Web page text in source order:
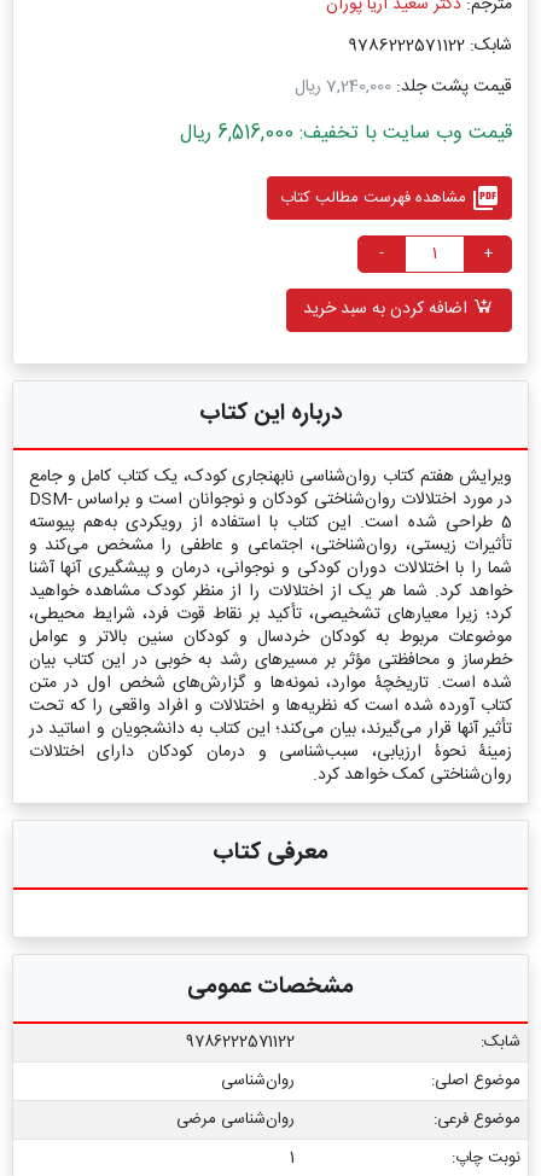
شابک: 9786222571122
قیمت پشت جلد: 7,240,000 ریال
قیمت وب سایت با تخفیف: 6,516,000 ریال
picture_as_pdf مشاهده فهرست مطالب کتاب
+
-
اضافه کردن به سبد خرید
درباره این کتاب
ویرایش هفتم کتاب روان‌شناسی نابهنجاری کودک، یک کتاب کامل و جامع
در مورد اختلالات روان‌شناختی کودکان و نوجوانان است و براساس DSM-
5 طراحی شده است. این کتاب با استفاده از رویکردی به‌هم پیوسته
تأثیرات زیستی، روان‌شناختی، اجتماعی و عاطفی را مشخص می‌کند و
شما را با اختلالات دوران کودکی و نوجوانی، درمان و پیشگیری آنها آشنا
خواهد کرد. شما هر یک از اختلالات را از منظر کودک مشاهده خواهید
کرد؛ زیرا معیارهای تشخیصی، تأکید بر نقاط قوت فرد، شرایط محیطی،
موضوعات مربوط به کودکان خردسال و کودکان سنین بالاتر و عوامل
خطرساز و محافظتی مؤثر بر مسیرهای رشد به خوبی در این کتاب بیان
شده است. تاریخچۀ موارد، نمونه‌ها و گزارش‌های شخص اول در متن
کتاب آورده شده است که نظریه‌ها و اختلالات و افراد واقعی را که تحت
تأثیر آنها قرار می‌گیرند، بیان می‌کند؛ این کتاب به دانشجویان و اساتید در
زمینۀ نحوۀ ارزیابی، سبب‌شناسی و درمان کودکان دارای اختلالات
روان‌شناختی کمک خواهد کرد.
معرفی کتاب
مشخصات عمومی
شابک:
9786222571122
موضوع اصلی:
روان‌شناسی
موضوع فرعی:
روان‌شناسی مرضی
نوبت چاپ:
1